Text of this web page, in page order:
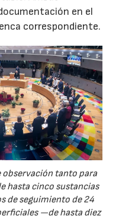
en el
correspondiente.
observación tanto para
hasta cinco sustancias
de seguimiento de 24
—de hasta diez